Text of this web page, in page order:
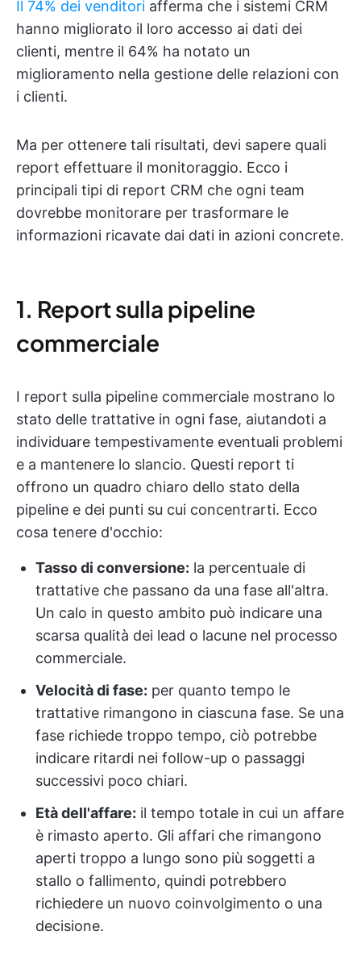
Il 74% dei venditori afferma che i sistemi CRM
hanno migliorato il loro accesso ai dati dei
clienti, mentre il 64% ha notato un
miglioramento nella gestione delle relazioni con
i clienti.
Ma per ottenere tali risultati, devi sapere quali
report effettuare il monitoraggio. Ecco i
principali tipi di report CRM che ogni team
dovrebbe monitorare per trasformare le
informazioni ricavate dai dati in azioni concrete.
1. Report sulla pipeline
commerciale
I report sulla pipeline commerciale mostrano lo
stato delle trattative in ogni fase, aiutandoti a
individuare tempestivamente eventuali problemi
e a mantenere lo slancio. Questi report ti
offrono un quadro chiaro dello stato della
pipeline e dei punti su cui concentrarti. Ecco
cosa tenere d'occhio:
Tasso di conversione: la percentuale di
trattative che passano da una fase all'altra.
Un calo in questo ambito può indicare una
scarsa qualità dei lead o lacune nel processo
commerciale.
Velocità di fase: per quanto tempo le
trattative rimangono in ciascuna fase. Se una
fase richiede troppo tempo, ciò potrebbe
indicare ritardi nei follow-up o passaggi
successivi poco chiari.
Età dell'affare: il tempo totale in cui un affare
è rimasto aperto. Gli affari che rimangono
aperti troppo a lungo sono più soggetti a
stallo o fallimento, quindi potrebbero
richiedere un nuovo coinvolgimento o una
decisione.